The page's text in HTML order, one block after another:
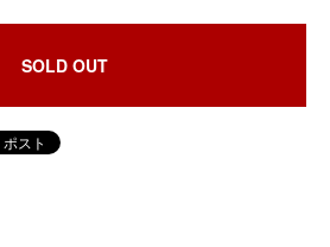
SOLD OUT